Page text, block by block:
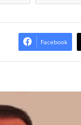
Facebook